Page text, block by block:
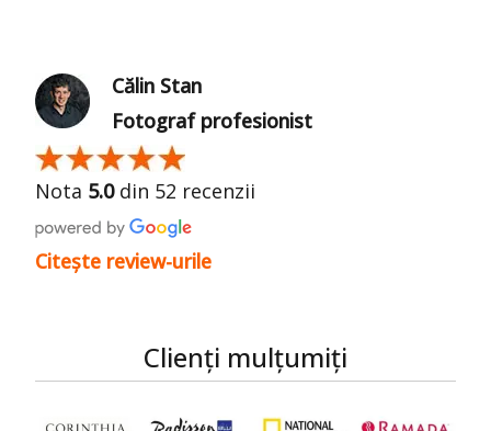
Călin Stan
Fotograf profesionist
Nota 5.0din 52 recenzii
Citește review-urile
Clienți mulțumiți